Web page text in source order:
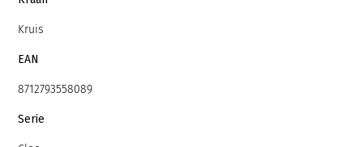
Kruis
EAN
8712793558089
Serie